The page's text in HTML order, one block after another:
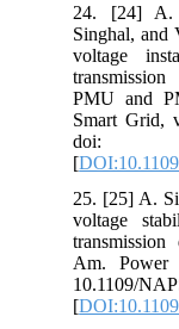
24. [24]
Singhal,
voltage
PMU and
Smart
doi:
[
25. [25] A.
voltage
Am.
10.1109/
[